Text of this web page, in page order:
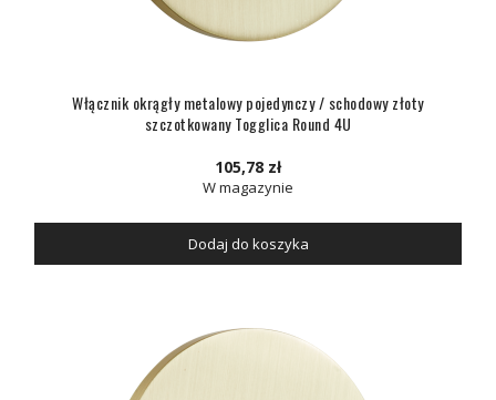
Włącznik okrągły metalowy pojedynczy / schodowy złoty
szczotkowany Togglica Round 4U
105,78 zł
W magazynie
Dodaj do koszyka